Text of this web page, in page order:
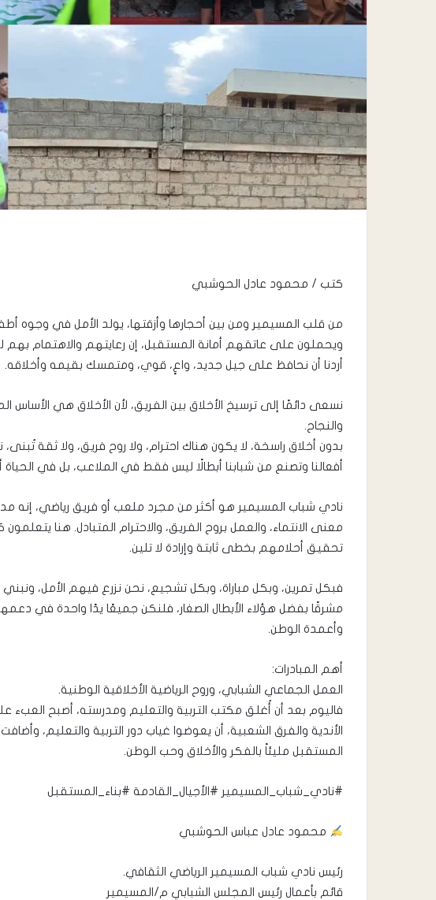
كتب / محمود عادل الحوشبي
من قلب المسيمير ومن بين أحجارها وأزقتها، يولد الأمل في وجوه
ويحملون على عاتقهم أمانة المستقبل، إن رعايتهم والاهتمام بهم
أردنا أن نحافظ على جيل جديد، واعٍ، قوي، ومتمسك بقيمه وأخلاقه.
نسعى دائمًا إلى ترسيخ الأخلاق بين الفريق، لأن الأخلاق هي الأساس
والنجاح.
بدون أخلاق راسخة، لا يكون هناك احترام، ولا روح فريق، ولا ثقة
أفعالنا وتصنع من شبابنا أبطالًا ليس فقط في الملاعب، بل في الحياة
نادي شباب المسيمير هو أكثر من مجرد ملعب أو فريق رياضي، إنه
معنى الانتماء، والعمل بروح الفريق، والاحترام المتبادل. هنا
تحقيق أحلامهم بخطى ثابتة وإرادة لا تلين.
فبكل تمرين، وبكل مباراة، وبكل تشجيع، نحن نزرع فيهم الأمل،
مشرقًا بفضل هؤلاء الأبطال الصغار، فلنكن جميعًا يدًا واحدة في
وأعمدة الوطن.
أهم المبادرات:
العمل الجماعي الشبابي، وروح الرياضية الأخلاقية الوطنية.
فاليوم بعد أن أُغلق مكتب التربية والتعليم ومدرسته، أصبح العبء
الأندية والفرق الشعبية، أن يعوضوا غياب دور التربية والتعليم،
المستقبل مليئاً بالفكر والأخلاق وحب الوطن.
#نادي_شباب_المسيمير #الأجيال_القادمة #بناء_المستقبل
محمود عادل عباس الحوشبي
رئيس نادي شباب المسيمير الرياضي الثقافي.
قائم بأعمال رئيس المجلس الشبابي م/المسيمير